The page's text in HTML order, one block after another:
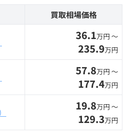
買取相場価格
36.1万円 〜
235.9万円
57.8万円 〜
177.4万円
19.8万円 〜
129.3万円